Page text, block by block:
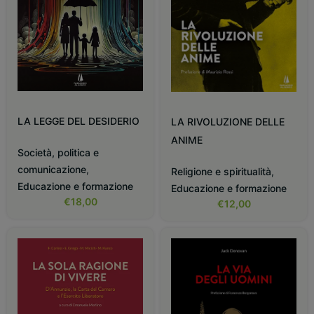
LA LEGGE DEL DESIDERIO
Società, politica e
comunicazione,
Educazione e formazione
€18,00
LA RIVOLUZIONE DELLE
ANIME
Religione e spiritualità,
Educazione e formazione
€12,00